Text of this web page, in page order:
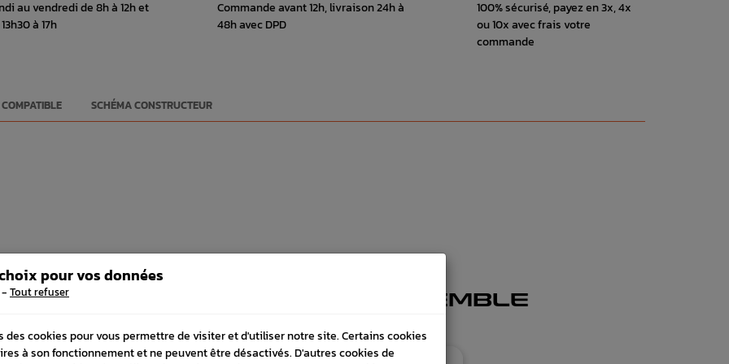
au vendredi de 8h à 12h et
à 17h
Commande avant 12h, livraison 24h à
48h avec DPD
100% sécurisé, payez en 3x, 4x
ou 10x avec frais votre
commande
SCHÉMA CONSTRUCTEUR
ACHETÉS ENSEMBLE
pour vos données
- Tout refuser
des cookies pour vous permettre de visiter et d'utiliser notre site. Certains cookies
à son fonctionnement et ne peuvent être désactivés. D'autres cookies de